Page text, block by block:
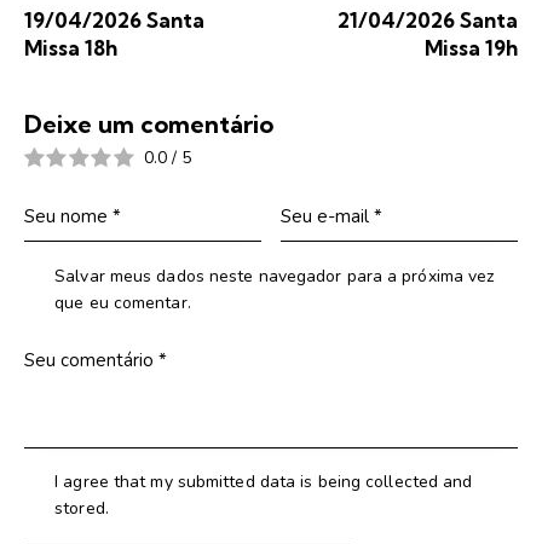
19/04/2026 Santa
Missa 18h
21/04/2026 Santa
Missa 19h
Deixe um comentário
0.0 / 5
Salvar meus dados neste navegador para a próxima vez
que eu comentar.
I agree that my submitted data is being collected and
stored.